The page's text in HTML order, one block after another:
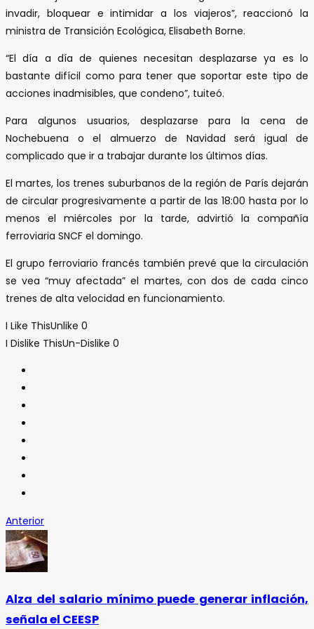
invadir, bloquear e intimidar a los viajeros”, reaccionó la
ministra de Transición Ecológica, Elisabeth Borne.
“El día a día de quienes necesitan desplazarse ya es lo
bastante difícil como para tener que soportar este tipo de
acciones inadmisibles, que condeno”, tuiteó.
Para algunos usuarios, desplazarse para la cena de
Nochebuena o el almuerzo de Navidad será igual de
complicado que ir a trabajar durante los últimos días.
El martes, los trenes suburbanos de la región de París dejarán
de circular progresivamente a partir de las 18:00 hasta por lo
menos el miércoles por la tarde, advirtió la compañía
ferroviaria SNCF el domingo.
El grupo ferroviario francés también prevé que la circulación
se vea “muy afectada” el martes, con dos de cada cinco
trenes de alta velocidad en funcionamiento.
I Like ThisUnlike 0
I Dislike ThisUn-Dislike 0
Anterior
Alza del salario mínimo puede generar inflación,
señala el CEESP